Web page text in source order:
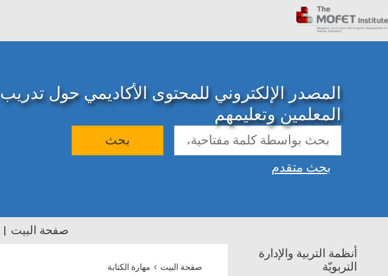
المصدر الإلكتروني للمحتوى الأكاديمي حول تدريب
المعلمين وتعليمهم
بحث
بحث متقدم
صفحة البيت
صفحة البيت › مهارة الكتابة
أنظمة التربية والإدارة
التربويّة